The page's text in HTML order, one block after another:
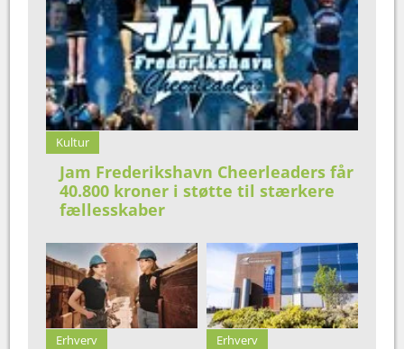
Kultur
Jam Frederikshavn Cheerleaders får
40.800 kroner i støtte til stærkere
fællesskaber
Erhverv Erhverv